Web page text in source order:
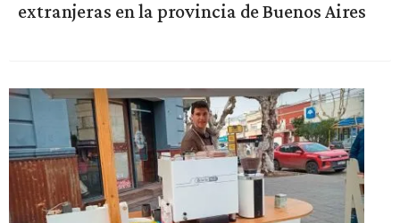
extranjeras en la provincia de Buenos Aires